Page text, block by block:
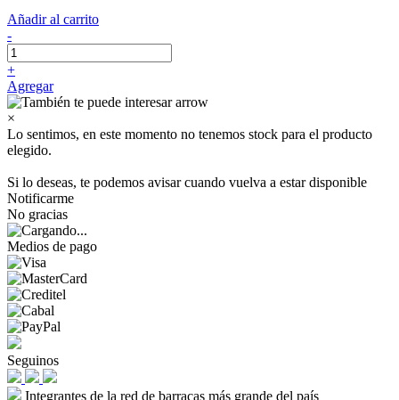
Añadir al carrito
-
+
Agregar
×
Lo sentimos, en este momento no tenemos stock para el producto
elegido.
Si lo deseas, te podemos avisar cuando vuelva a estar disponible
Notificarme
No gracias
Medios de pago
Seguinos
Integrantes de la red de barracas más grande del país